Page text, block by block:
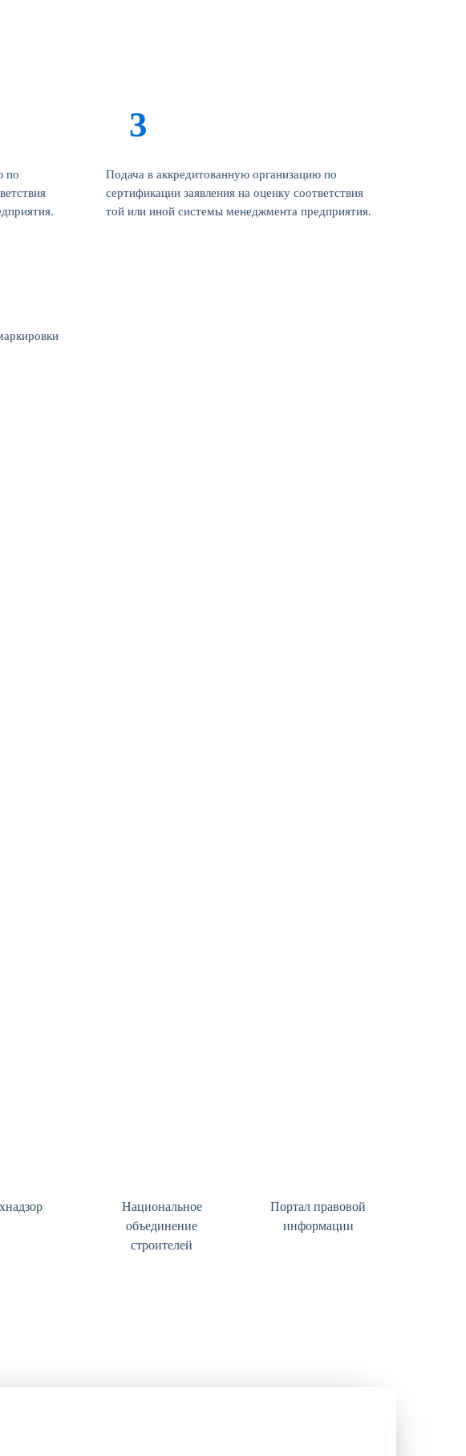
по
Подача в аккредитованную организацию по
сертификации заявления на оценку соответствия
той или иной системы менеджмента предприятия.
Национальное
объединение
строителей
Портал правовой
информации